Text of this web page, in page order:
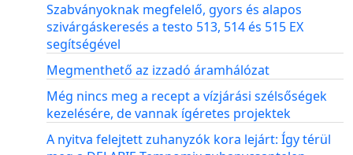
Szabványoknak megfelelő, gyors és alapos
szivárgáskeresés a testo 513, 514 és 515 EX
segítségével
Megmenthető az izzadó áramhálózat
Még nincs meg a recept a vízjárási szélsőségek
kezelésére, de vannak ígéretes projektek
A nyitva felejtett zuhanyzók kora lejárt: Így térül